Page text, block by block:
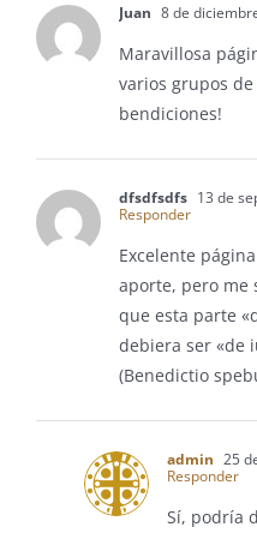
Juan 8 de
Maravillosa
varios grupos
bendiciones!
dfsdfsdfs 13 de
Responder
Excelente
aporte, pero me
que esta parte
debiera ser «de
(Benedictio
admin 25
Responder
Sí, podría